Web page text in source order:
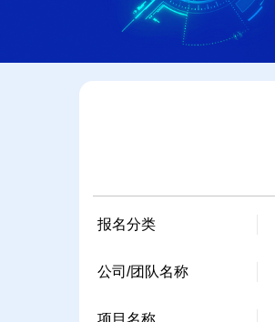
报名分类
公司/团队名称
项目名称